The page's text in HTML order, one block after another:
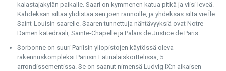
kalastajakylän paikalle. Saari on kymmenen katua pitkä ja viisi leveä.
Kahdeksan siltaa yhdistää sen joen rannoille, ja yhdeksäs silta vie Île
Saint-Louisin saarelle. Saaren tunnettuja nähtävyyksiä ovat Notre
Damen katedraali, Sainte-Chapelle ja Palais de Justice de Paris.
Sorbonne on suuri Pariisin yliopistojen käytössä oleva
rakennuskompleksi Pariisin Latinalaiskorttelissa, 5.
arrondissementissa. Se on saanut nimensä Ludvig IX:n aikaisen